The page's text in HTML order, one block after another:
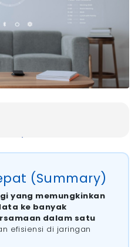
pada WiFi Modern?
6 dan Teknologi WiFi 5
Perangkat IoT dan Smart
Data
Luas
(Summary)
yang memungkinkan
ke banyak
dalam satu
efisiensi di jaringan